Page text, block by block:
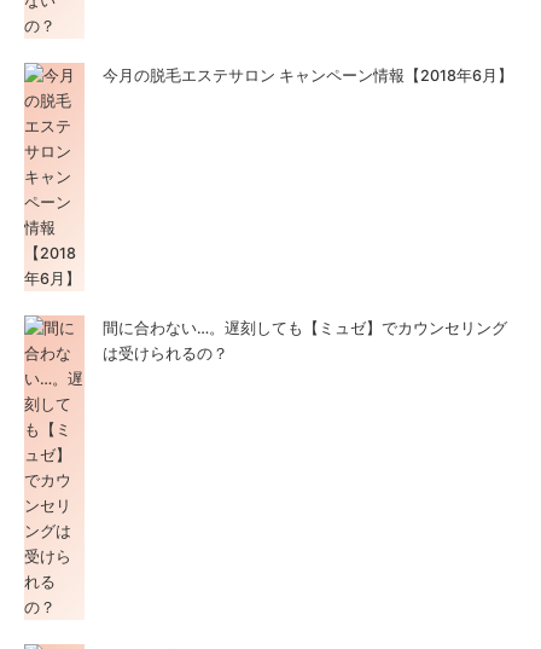
今月の脱毛エステサロン キャンペーン情報【2018年6月】
間に合わない…。遅刻しても【ミュゼ】でカウンセリング
は受けられるの？